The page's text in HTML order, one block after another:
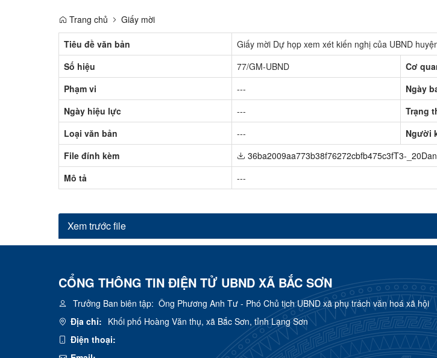
Trang chủ
Giấy mời
Tiêu đề văn bản
Giấy mời Dự họp xem xét kiến nghị của UBND
Số hiệu
77/GM-UBND Cơ
Phạm vi
--- Ngày
Ngày hiệu lực
--- Trạng
Loại văn bản
--- Người
File đính kèm
36ba2009aa773b38f76272cbfb475c3fT3-
Mô tả
---
Xem trước file
CỔNG THÔNG TIN ĐIỆN TỬ UBND XÃ BẮC SƠN
Trưởng Ban biên tập: Ông Phương Anh Tư - Phó Chủ tịch UBND xã phụ trách văn hoá xã hội
Địa chỉ: Khối phố Hoàng Văn thụ, xã Bắc Sơn, tỉnh Lạng Sơn
Điện thoại: